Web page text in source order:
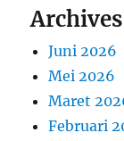
Archives
Juni 2026
Mei 2026
Maret
Februari